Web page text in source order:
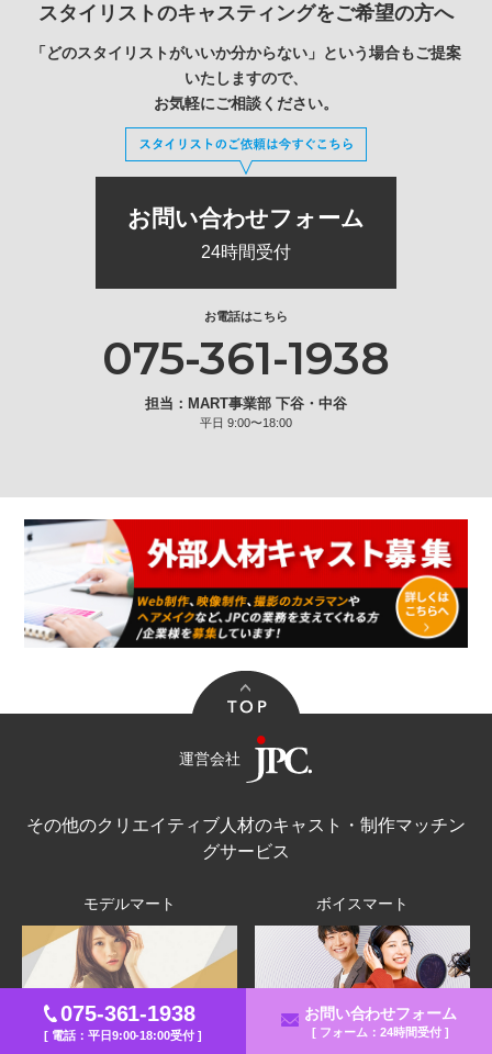
075-361-1938
[ 電話：平日9:00-18:00受付 ]
お問い合わせフォーム
[ フォーム：24時間受付 ]
スタイリストのキャスティングをご希望の方へ
「どのスタイリストがいいか分からない」という場合もご提案
いたしますので、
お気軽にご相談ください。
お問い合わせフォーム
24時間受付
お電話はこちら
075-361-1938
担当：MART事業部 下谷・中谷
平日 9:00〜18:00
運営会社
その他のクリエイティブ人材のキャスト・制作マッチン
グサービス
モデルマート ボイスマート